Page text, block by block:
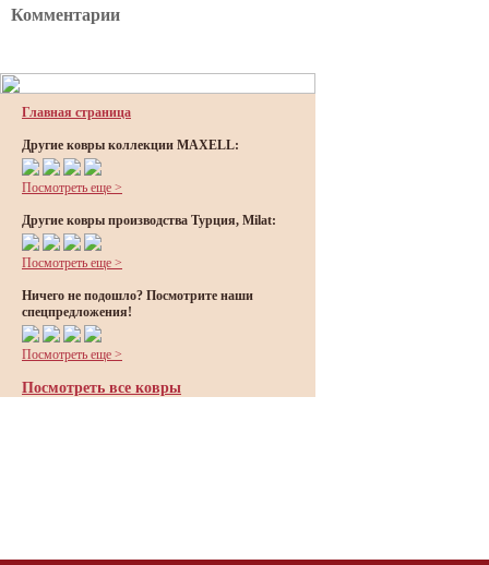
Комментарии
Главная страница
Другие ковры коллекции MAXELL:
Посмотреть еще >
Другие ковры производства Турция, Milat:
Посмотреть еще >
Ничего не подошло? Посмотрите наши
спецпредложения!
Посмотреть еще >
Посмотреть все ковры